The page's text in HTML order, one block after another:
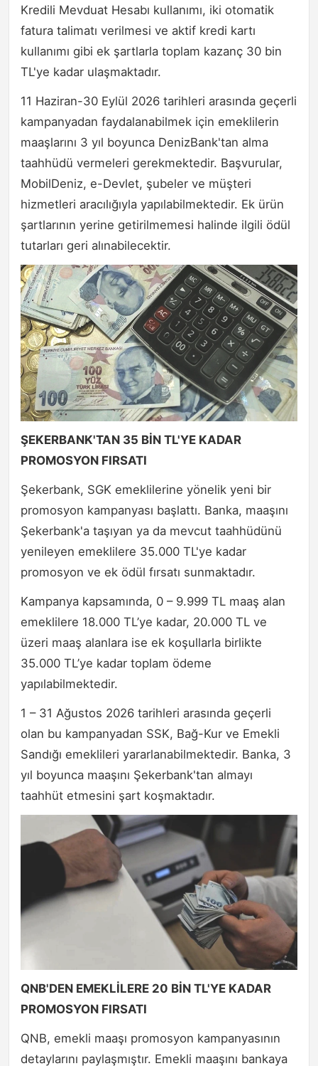
Kredili Mevduat Hesabı kullanımı, iki otomatik
fatura talimatı verilmesi ve aktif kredi kartı
kullanımı gibi ek şartlarla toplam kazanç 30 bin
TL'ye kadar ulaşmaktadır.
11 Haziran-30 Eylül 2026 tarihleri arasında geçerli
kampanyadan faydalanabilmek için emeklilerin
maaşlarını 3 yıl boyunca DenizBank'tan alma
taahhüdü vermeleri gerekmektedir. Başvurular,
MobilDeniz, e-Devlet, şubeler ve müşteri
hizmetleri aracılığıyla yapılabilmektedir. Ek ürün
şartlarının yerine getirilmemesi halinde ilgili ödül
tutarları geri alınabilecektir.
ŞEKERBANK'TAN 35 BİN TL'YE KADAR
PROMOSYON FIRSATI
Şekerbank, SGK emeklilerine yönelik yeni bir
promosyon kampanyası başlattı. Banka, maaşını
Şekerbank'a taşıyan ya da mevcut taahhüdünü
yenileyen emeklilere 35.000 TL'ye kadar
promosyon ve ek ödül fırsatı sunmaktadır.
Kampanya kapsamında, 0 – 9.999 TL maaş alan
emeklilere 18.000 TL’ye kadar, 20.000 TL ve
üzeri maaş alanlara ise ek koşullarla birlikte
35.000 TL’ye kadar toplam ödeme
yapılabilmektedir.
1 – 31 Ağustos 2026 tarihleri arasında geçerli
olan bu kampanyadan SSK, Bağ-Kur ve Emekli
Sandığı emeklileri yararlanabilmektedir. Banka, 3
yıl boyunca maaşını Şekerbank'tan almayı
taahhüt etmesini şart koşmaktadır.
QNB'DEN EMEKLİLERE 20 BİN TL'YE KADAR
PROMOSYON FIRSATI
QNB, emekli maaşı promosyon kampanyasının
detaylarını paylaşmıştır. Emekli maaşını bankaya